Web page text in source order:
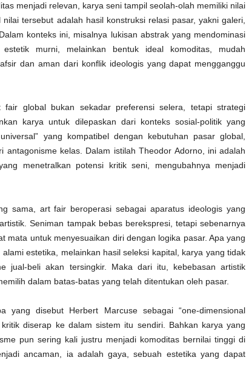
menjadi relevan, karya seni tampil seolah-olah memiliki nilai
tersebut adalah hasil konstruksi relasi pasar, yakni galeri,
konteks ini, misalnya lukisan abstrak yang mendominasi
murni, melainkan bentuk ideal komoditas, mudah
dan aman dari konflik ideologis yang dapat mengganggu
fair global bukan sekadar preferensi selera, tetapi strategi
karya untuk dilepaskan dari konteks sosial-politik yang
yang kompatibel dengan kebutuhan pasar global,
antagonisme kelas. Dalam istilah Theodor Adorno, ini adalah
menetralkan potensi kritik seni, mengubahnya menjadi
sama, art fair beroperasi sebagai aparatus ideologis yang
Seniman tampak bebas berekspresi, tetapi sebenarnya
mata untuk menyesuaikan diri dengan logika pasar. Apa yang
alami estetika, melainkan hasil seleksi kapital, karya yang tidak
jual-beli akan tersingkir. Maka dari itu, kebebasan artistik
dalam batas-batas yang telah ditentukan oleh pasar.
yang disebut Herbert Marcuse sebagai “one-dimensional
diserap ke dalam sistem itu sendiri. Bahkan karya yang
pun sering kali justru menjadi komoditas bernilai tinggi di
ancaman, ia adalah gaya, sebuah estetika yang dapat